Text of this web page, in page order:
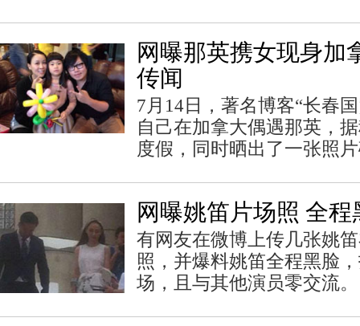
网曝那英携女现身加
传闻
7月14日，著名博客“长春
自己在加拿大偶遇那英，
度假，同时晒出了一张照
网曝姚笛片场照 全
有网友在微博上传几张姚
照，并爆料姚笛全程黑脸
场，且与其他演员零交流。